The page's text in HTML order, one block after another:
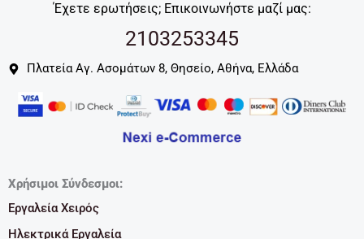
Έχετε ερωτήσεις; Επικοινωνήστε μαζί μας:
2103253345
Πλατεία Αγ. Ασομάτων 8, Θησείο, Αθήνα, Ελλάδα
Χρήσιμοι Σύνδεσμοι:
Εργαλεία Χειρός
Ηλεκτρικά Εργαλεία